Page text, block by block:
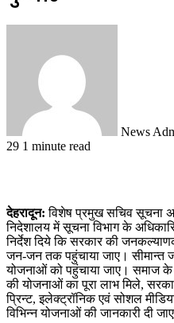
News
29 1 minute read
देहरादून:विशेष प्रमुख सचिव सूचना
निदेशालय में सूचना विभाग के
निर्देश दिये कि सरकार की
जन-जन तक पहुंचाया जाए। सीमान्त
योजनाओं को पहुंचाया जाए। समाज
की योजनाओं का पूरा लाभ मिले,
प्रिन्ट, इलेक्ट्रॉनिक एवं सोशल
विभिन्न योजनाओं की जानकारी दी